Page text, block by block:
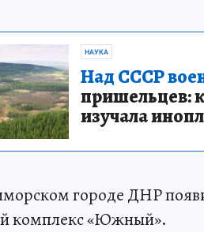
НАУКА
Над СССР
пришельцев:
изучала
городе ДНР
комплекс «Южный».